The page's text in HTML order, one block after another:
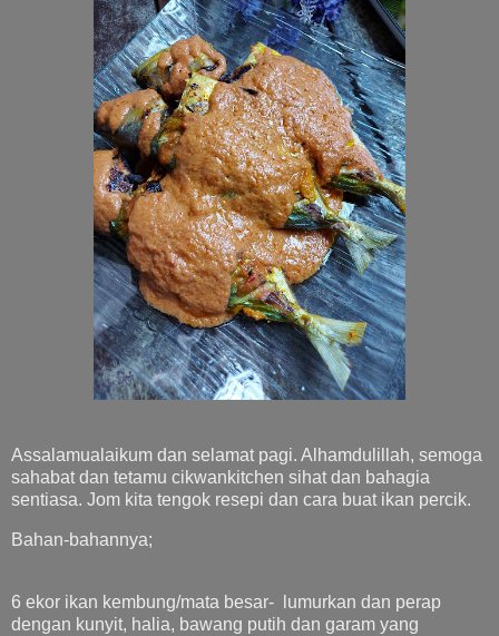
Assalamualaikum dan selamat pagi. Alhamdulillah, semoga
sahabat dan tetamu cikwankitchen sihat dan bahagia
sentiasa. Jom kita tengok resepi dan cara buat ikan percik.
Bahan-bahannya;
6 ekor ikan kembung/mata besar- lumurkan dan perap
dengan kunyit, halia, bawang putih dan garam yang